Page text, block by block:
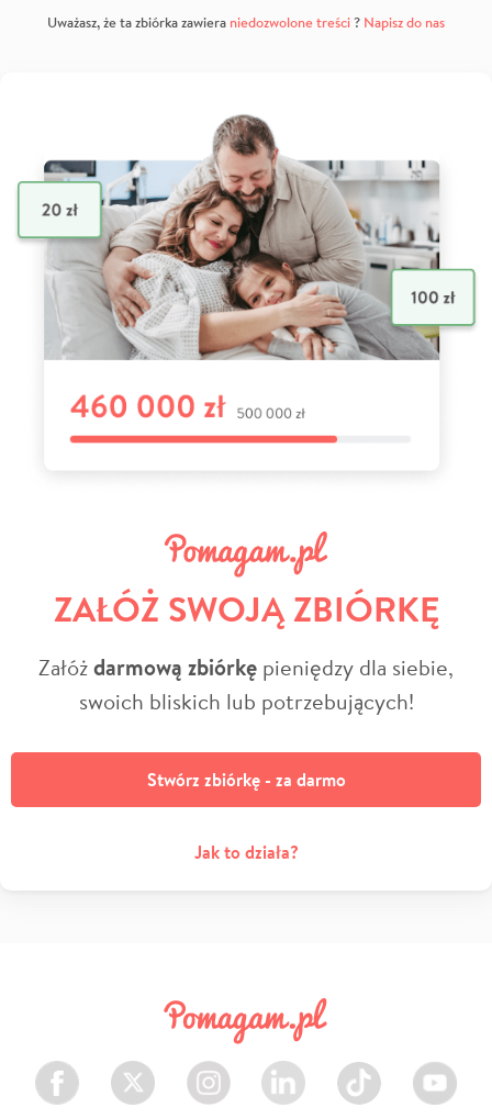
Uważasz, że ta zbiórka zawiera niedozwolone treści? Napisz do nas
ZAŁÓŻ SWOJĄ ZBIÓRKĘ
Załóżdarmową zbiórkę pieniędzy dla siebie,
swoich bliskich lub potrzebujących!
Stwórz zbiórkę - za darmo
Jak to działa?
Facebook Twitter Instagram LinkedIn TikTok Youtube